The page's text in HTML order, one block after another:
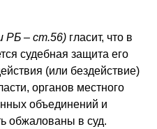
РБ – ст.56) гласит, что в
судебная защита его
(или бездействие)
органов местного
объединений и
обжалованы в суд.